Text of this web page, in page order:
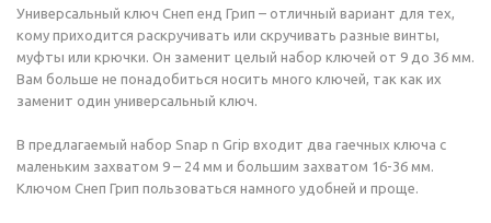
Универсальный ключ Снеп енд Грип – отличный вариант для тех,
кому приходится раскручивать или скручивать разные винты,
муфты или крючки. Он заменит целый набор ключей от 9 до 36 мм.
Вам больше не понадобиться носить много ключей, так как их
заменит один универсальный ключ.
В предлагаемый набор Snap n Grip входит два гаечных ключа с
маленьким захватом 9 – 24 мм и большим захватом 16-36 мм.
Ключом Снеп Грип пользоваться намного удобней и проще.